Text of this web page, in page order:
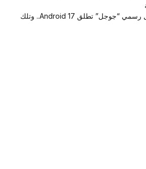
لأجهزة Pixel| بشكل رسمي “جوجل” تطلق Android 17.. وتلك